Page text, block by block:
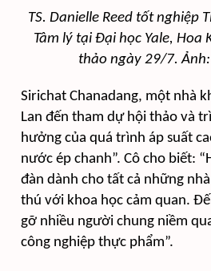
TS. Danielle Reed tốt nghiệp
Tâm lý tại Đại học Yale, Hoa
thảo ngày 29/7.
Sirichat Chanadang, một nhà
Lan đến tham dự hội thảo và
hưởng của quá trình áp suất
nước ép chanh”. Cô cho biết:
đàn dành cho tất cả những
thú với khoa học cảm quan.
gỡ nhiều người chung niềm
công nghiệp thực phẩm”.